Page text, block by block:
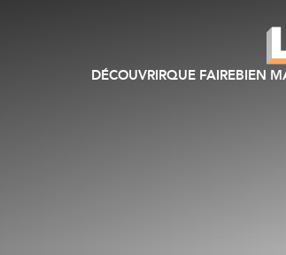
DÉCOUVRIRQUE FAIREBIEN